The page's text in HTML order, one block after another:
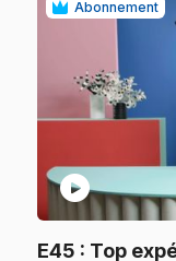
Abonnement
play_circle
E45 : Top